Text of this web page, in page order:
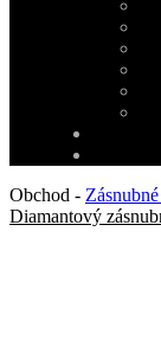
Obchod -
Diamantový